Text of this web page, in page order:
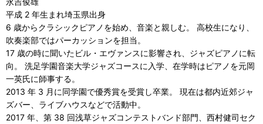
平成 2 年生まれ埼玉県出身
6 歳からクラシックピアノを始め、音楽と親しむ。 高校生になり、
吹奏楽部ではパーカッションを担当。
17 歳の時に聞いたビル・エヴァンスに影響され、ジャズピアノに転
向。 洗足学園音楽大学ジャズコースに入学、在学時はピアノを元岡
一英氏に師事する。
2013 年 3 月に同学園で優秀賞を受賞し卒業。 現在は都内近郊ジャ
ズバー、ライブハウスなどで活動中。
2017 年、第 38 回浅草ジャズコンテストバンド部門、西村健司セク